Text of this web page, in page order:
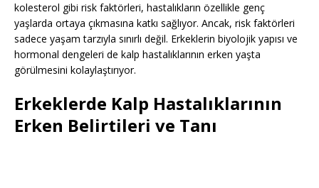
kolesterol gibi risk faktörleri, hastalıkların özellikle genç
yaşlarda ortaya çıkmasına katkı sağlıyor. Ancak, risk faktörleri
sadece yaşam tarzıyla sınırlı değil. Erkeklerin biyolojik yapısı ve
hormonal dengeleri de kalp hastalıklarının erken yaşta
görülmesini kolaylaştırıyor.
Erkeklerde Kalp Hastalıklarının
Erken Belirtileri ve Tanı